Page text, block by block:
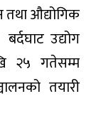
तथा औद्योगिक
उद्योग
२५ गतेसम्म
तयारी